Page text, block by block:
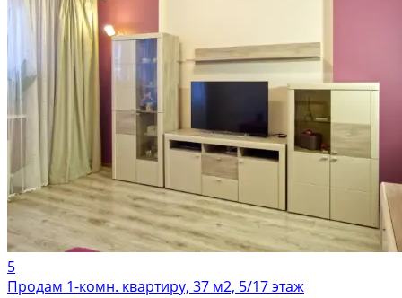
5
Продам 1-комн. квартиру, 37 м2, 5/17 этаж